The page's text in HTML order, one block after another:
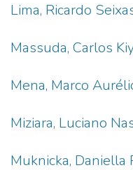
Lima, Ricardo
Massuda, Carlos
Mena, Marco
Miziara, Luciano
Muknicka, Daniella